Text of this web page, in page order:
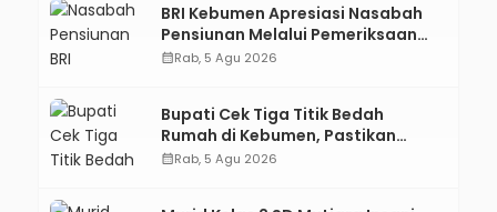
BRI Kebumen Apresiasi Nasabah
Pensiunan Melalui Pemeriksaan
Kesehatan Gratis Hingga
calendar_monthRab, 5 Agu 2026
Bupati Cek Tiga Titik Bedah
Rumah di Kebumen, Pastikan
Hunian Layak bagi Warga
calendar_monthRab, 5 Agu 2026